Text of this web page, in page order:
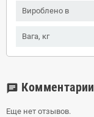
Вироблено в
Вага, кг
chat Комментарии
Еще нет отзывов.